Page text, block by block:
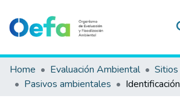
Communities & Collections
All of DSpace
Home Evaluación Ambiental
Pasivos ambientales